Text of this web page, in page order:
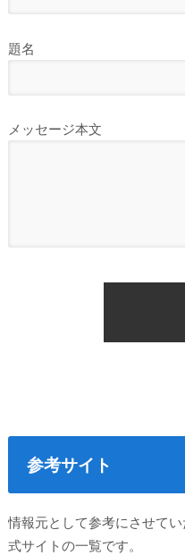
題名
メッセージ本文
参考サイト
情報元として参考にさせて
式サイトの一覧です。